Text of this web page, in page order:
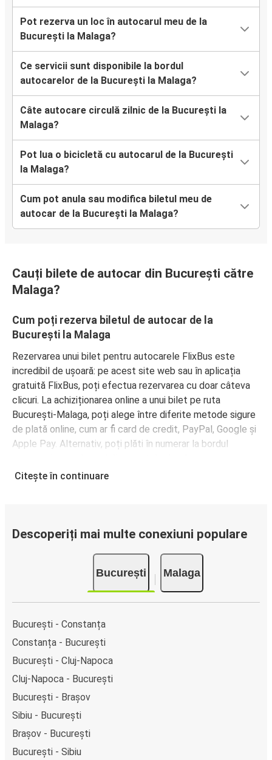
Pot rezerva un loc în autocarul meu de la
București la Malaga?
Ce servicii sunt disponibile la bordul
autocarelor de la București la Malaga?
Câte autocare circulă zilnic de la București la
Malaga?
Pot lua o bicicletă cu autocarul de la București
la Malaga?
Cum pot anula sau modifica biletul meu de
autocar de la București la Malaga?
Cauți bilete de autocar din București către
Malaga?
Cum poți rezerva biletul de autocar de la
București la Malaga
Rezervarea unui bilet pentru autocarele FlixBus este
incredibil de ușoară: pe acest site web sau în aplicația
gratuită FlixBus, poți efectua rezervarea cu doar câteva
clicuri. La achiziționarea online a unui bilet pe ruta
București-Malaga, poți alege între diferite metode sigure
de plată online, cum ar fi card de credit, PayPal, Google și
Apple Pay. Alternativ, poți plăti în numerar la bordul
Citește în continuare
Descoperiți mai multe conexiuni populare
București Malaga
București - Constanța
Constanța - București
București - Cluj-Napoca
Cluj-Napoca - București
București - Brașov
Sibiu - București
Brașov - București
București - Sibiu